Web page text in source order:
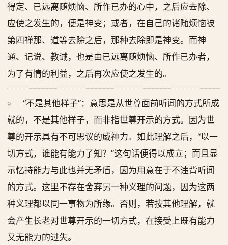
得定、已远离随烦恼、所作已办的心中，之后应去除、
应使之发生的，便是神变；或者，在自己的诸随烦恼被
第四禅那、道等去除之后，那种去除即是神变。而神
通、记说、教诫，也是由已远离随烦恼、所作已办者，
为了有情的利益，之后再次应使之发生的。
9
“不是其他样子”：意思是从世尊面前听闻的方式所成
就的，不是其他样子，而非指世尊开示的方式。因为世
尊的开示具有不可思议的威神力。如此理解之后，“以一
切方式，谁能有能力了知？”这句话便得以成立；而且显
示忆持能力与此也并无矛盾，因为用意在于不违背听闻
的方式。这里不存在舍弃另一种义理的问题，因为这两
种义理都以同一事物为所缘。否则，若按其他理解，就
会产生长老对世尊开示的一切方式，在接受上既有能力
又无能力的过失。